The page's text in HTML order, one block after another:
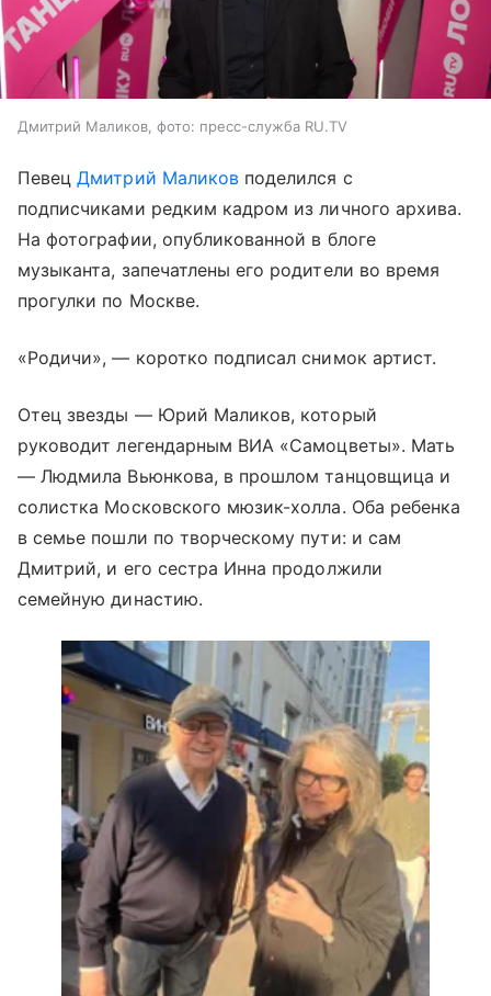
Дмитрий Маликов, фото: пресс-служба RU.TV
ПевецДмитрий Маликов поделился с
подписчиками редким кадром из личного архива.
На фотографии, опубликованной в блоге
музыканта, запечатлены его родители во время
прогулки по Москве.
«Родичи», — коротко подписал снимок артист.
Отец звезды — Юрий Маликов, который
руководит легендарным ВИА «Самоцветы». Мать
— Людмила Вьюнкова, в прошлом танцовщица и
солистка Московского мюзик-холла. Оба ребенка
в семье пошли по творческому пути: и сам
Дмитрий, и его сестра Инна продолжили
семейную династию.